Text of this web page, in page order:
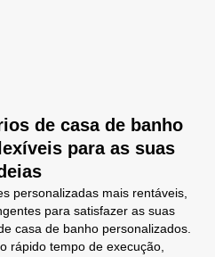
de casa de banho
para as suas
personalizadas mais rentáveis,
para satisfazer as suas
casa de banho personalizados.
rápido tempo de execução,